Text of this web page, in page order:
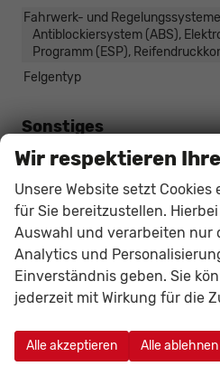
Fahrwerk- und Regelungssysteme
Antiblockiersystem (ABS),
Programm (ESP),
Felgentyp
Sonstiges
Antriebsart
Anzahl Sitzplätze
Anzahl Türen
HU/AU neu
Kilometerstand
Lackierung
Leergewicht
Nichtraucher-Fahrzeug
Polsterung
Wir respektieren
Unsere Website setzt
für Sie bereitzustellen.
Auswahl und verarbeiten nur
Analytics und
Einverständnis geben. Sie
jederzeit mit Wirkung für die
Alle akzeptieren Alle ablehnen